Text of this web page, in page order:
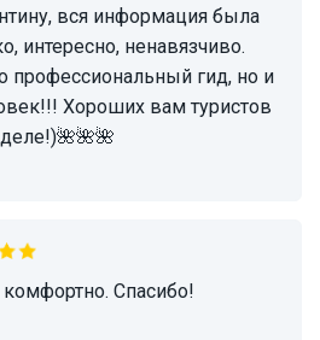
вся информация была
интересно, ненавязчиво.
профессиональный гид, но и
Хороших вам туристов
Спасибо!